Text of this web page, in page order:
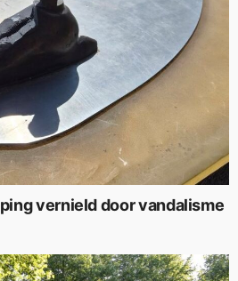
vernield door vandalisme